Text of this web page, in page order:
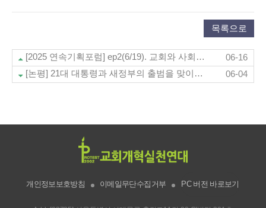
목록으로
[2025 연속기획포럼] ep2(6/19). 교회와 사회의 변화 주체로서의 기독여성
06-16
[논평] 21대 대통령과 새정부의 출범을 맞이하며
06-04
개인정보보호방침 이메일무단수집거부 PC 버전 바로보기